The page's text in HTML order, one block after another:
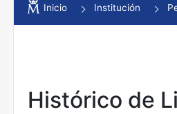
Mostrar/Ocultar
Mostrar/Ocultar
Inicio Institución
Histórico de